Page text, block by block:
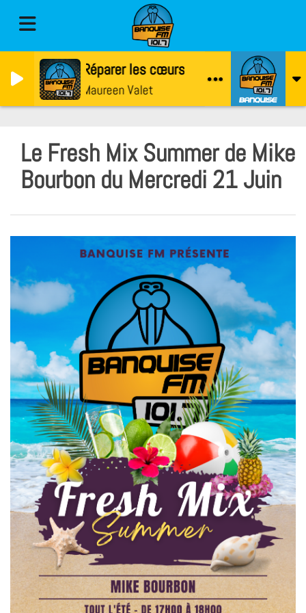
Réparer les cœurs
Maureen Valet
Le Fresh Mix Summer de Mike
Bourbon du Mercredi 21 Juin